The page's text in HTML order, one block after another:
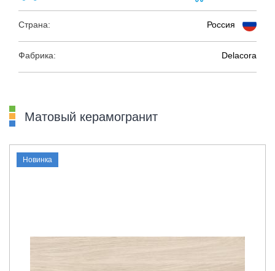
Страна: Россия
Фабрика: Delacora
Матовый керамогранит
Новинка